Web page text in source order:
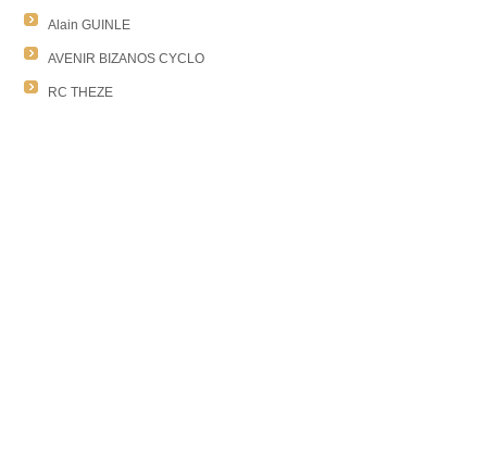
Alain GUINLE
AVENIR BIZANOS CYCLO
RC THEZE